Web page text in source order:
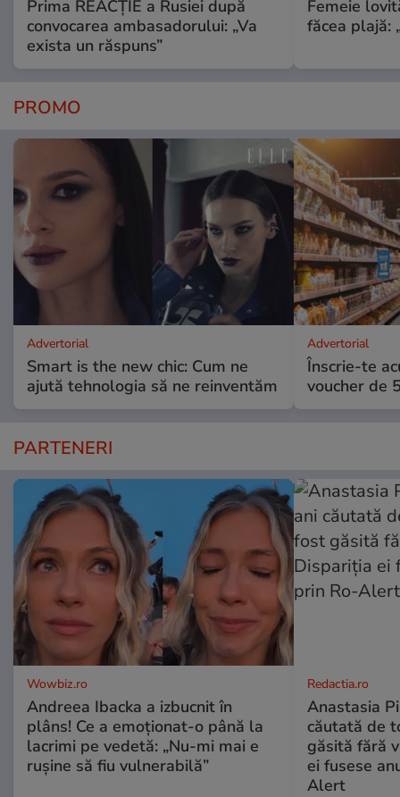
Prima REACȚIE a Rusiei după
convocarea ambasadorului: „Va
exista un răspuns”
Femeie
făcea plajă:
PROMO
Advertorial
Smart is the new chic: Cum ne
ajută tehnologia să ne reinventăm
Advertorial
Înscrie-te
voucher de
PARTENERI
Wowbiz.ro
Andreea Ibacka a izbucnit în
plâns! Ce a emoționat-o până la
lacrimi pe vedetă: „Nu-mi mai e
rușine să fiu vulnerabilă”
Redactia.ro
Anastasia
căutată de
găsită fără
ei fusese
Alert